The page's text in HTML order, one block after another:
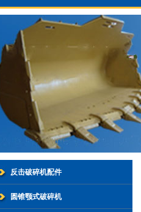
反击破碎机配件
圆锥颚式破碎机